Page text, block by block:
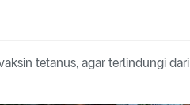
tetanus, agar terlindungi dari